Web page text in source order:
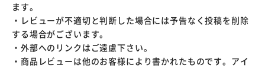
ます。
・レビューが不適切と判断した場合には予告なく投稿を削除
する場合がございます。
・外部へのリンクはご遠慮下さい。
・商品レビューは他のお客様により書かれたものです。アイ